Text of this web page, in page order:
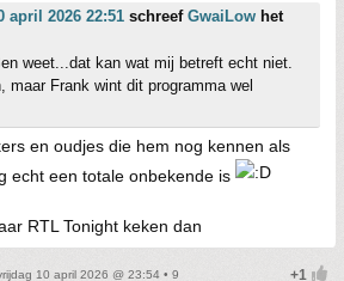
april 2026 22:51 schreef GwaiLow het
weet...dat kan wat mij betreft echt niet.
maar Frank wint dit programma wel
en oudjes die hem nog kennen als
echt een totale onbekende is
RTL Tonight keken dan
10 april 2026 @ 23:54 • 9